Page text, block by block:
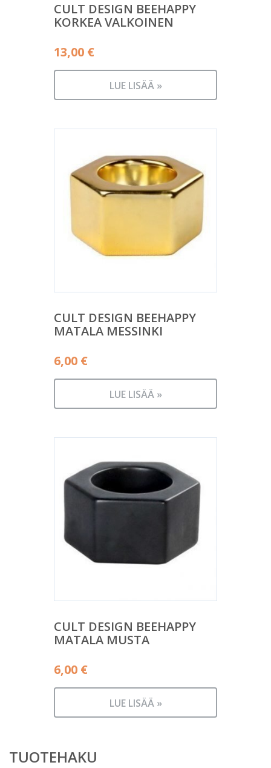
CULT DESIGN BEEHAPPY
KORKEA VALKOINEN
13,00 €
LUE LISÄÄ »
CULT DESIGN BEEHAPPY
MATALA MESSINKI
6,00 €
LUE LISÄÄ »
CULT DESIGN BEEHAPPY
MATALA MUSTA
6,00 €
LUE LISÄÄ »
TUOTEHAKU